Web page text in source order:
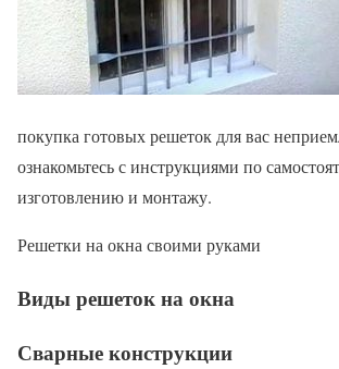
покупка готовых решеток для вас
ознакомьтесь с инструкциями по
изготовлению и монтажу.
Решетки на окна своими руками
Виды решеток на окна
Сварные конструкции